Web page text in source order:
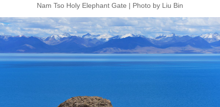
Nam Tso Holy Elephant Gate | Photo by Liu Bin